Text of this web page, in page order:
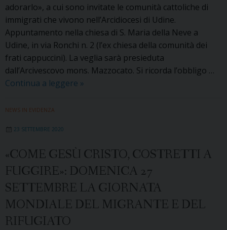
adorarlo», a cui sono invitate le comunità cattoliche di
immigrati che vivono nell’Arcidiocesi di Udine.
Appuntamento nella chiesa di S. Maria della Neve a
Udine, in via Ronchi n. 2 (l’ex chiesa della comunità dei
frati cappuccini). La veglia sarà presieduta
dall’Arcivescovo mons. Mazzocato. Si ricorda l’obbligo …
Continua a leggere Venerdì
le
comunità
immigrate
»
NEWS IN EVIDENZA
23 SETTEMBRE 2020
«COME GESÙ CRISTO, COSTRETTI A
FUGGIRE»: DOMENICA 27
SETTEMBRE LA GIORNATA
MONDIALE DEL MIGRANTE E DEL
RIFUGIATO